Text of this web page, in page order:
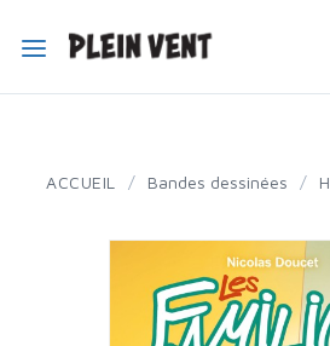
ACCUEIL / Bandes dessinées /